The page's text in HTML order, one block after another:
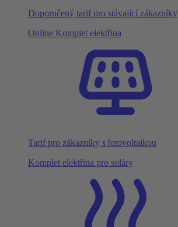
Doporučený tarif pro stávající zákazníky
Online Komplet elektřina
Tarif pro zákazníky s fotovoltaikou
Komplet elektřina pro soláry